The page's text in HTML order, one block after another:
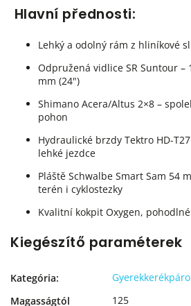
Hlavní přednosti:
Lehký a odolný rám z hliníkové
Odpružená vidlice SR Suntour –
mm (24")
Shimano Acera/Altus 2×8 –
pohon
Hydraulické brzdy Tektro HD-
lehké jezdce
Pláště Schwalbe Smart Sam 54
terén i cyklostezky
Kvalitní kokpit Oxygen,
Kiegészítő paraméterek
Kategória:
Magasságtól
125